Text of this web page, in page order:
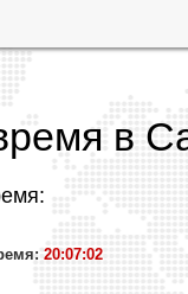
в
20:07:02